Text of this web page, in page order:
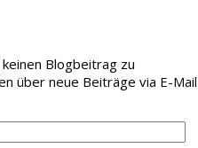
Blogbeitrag zu
über neue Beiträge via E-Mail